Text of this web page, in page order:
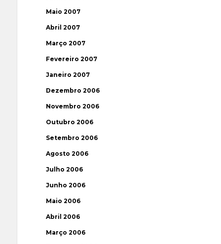
Maio 2007
Abril 2007
Março 2007
Fevereiro 2007
Janeiro 2007
Dezembro 2006
Novembro 2006
Outubro 2006
Setembro 2006
Agosto 2006
Julho 2006
Junho 2006
Maio 2006
Abril 2006
Março 2006